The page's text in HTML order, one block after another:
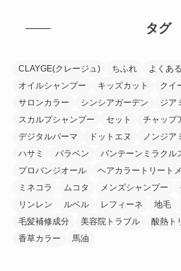
タグ
CLAYGE(クレージュ) ちふれ よくあ
オイルシャンプー
キッズカット クイ
サロンカラー
シンシアガーデン ジア
スカルプシャンプー
セット チャップ
デジタルパーマ
ドットエヌ ノンジア
ハサミ
パラベン パンテーンミラクル
プロバンジオール
ヘアカラートリート
ミネコラ
ムコタ メンズシャンプー
リンレン
ルベル レフィーネ 地毛
毛髪補修成分
美容院トラブル 酸熱ト
香草カラー
馬油